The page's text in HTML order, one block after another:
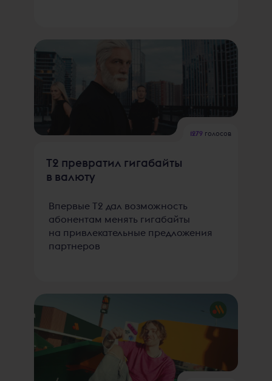
1279 голосов
T2 превратил гигабайты
в валюту
Впервые Т2 дал возможность
абонентам менять гигабайты
на привлекательные предложения
партнеров